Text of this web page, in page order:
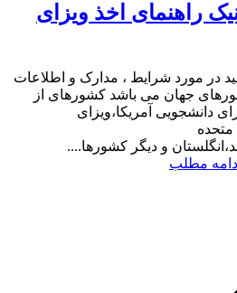
راهنمای اخذ ویزای
در مورد شرایط ، مدارک و اطلاعات
جهان می باشد کشورهای از
دانشجویی آمریکا،ویزای
متحده
و دیگر کشورها....
ادامه مطلب